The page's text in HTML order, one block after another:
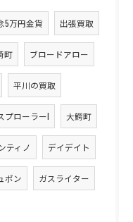
5万円金貨 出張買取
町 ブロードアロー
平川の買取
プローラーI 大鰐町
ティノ デイデイト
ポン ガスライター